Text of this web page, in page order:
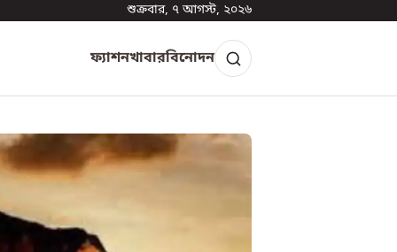
শুক্রবার, ৭ আগস্ট, ২০২৬
ফ্যাশনখাবারবিনোদন